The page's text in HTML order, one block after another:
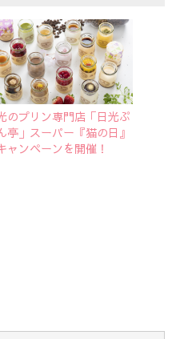
のプリン専門店「日光ぷ
亭」スーパー『猫の日』
ャンペーンを開催！